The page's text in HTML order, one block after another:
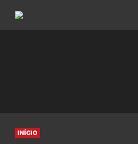
INÍCIO